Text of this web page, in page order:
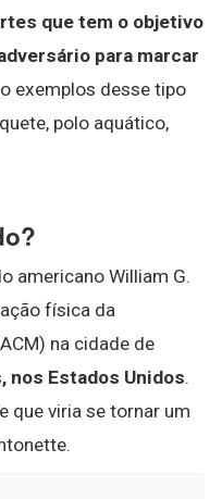
que tem o objetivo
para marcar
exemplos desse tipo
polo aquático,
americano William G.
física da
na cidade de
nos Estados Unidos.
que viria se tornar um